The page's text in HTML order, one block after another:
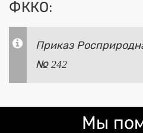
ФККО:
Приказ
№ 242
Мы